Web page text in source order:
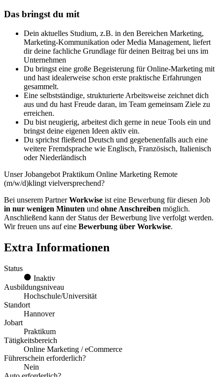
Das bringst du mit
Dein aktuelles Studium, z.B. in den Bereichen Marketing,
Marketing-Kommunikation oder Media Management, liefert
dir deine fachliche Grundlage für deinen Beitrag bei uns im
Unternehmen
Du bringst eine große Begeisterung für Online-Marketing mit
und hast idealerweise schon erste praktische Erfahrungen
gesammelt.
Eine selbstständige, strukturierte Arbeitsweise zeichnet dich
aus und du hast Freude daran, im Team gemeinsam Ziele zu
erreichen.
Du bist neugierig, arbeitest dich gerne in neue Tools ein und
bringst deine eigenen Ideen aktiv ein.
Du sprichst fließend Deutsch und gegebenenfalls auch eine
weitere Fremdsprache wie Englisch, Französisch, Italienisch
oder Niederländisch
Unser Jobangebot Praktikum Online Marketing Remote
(m/w/d)klingt vielversprechend?
Bei unserem PartnerWorkwise ist eine Bewerbung für diesen Job
in nur wenigen Minuten und ohne Anschreiben möglich.
Anschließend kann der Status der Bewerbung live verfolgt werden.
Wir freuen uns auf eine Bewerbung über Workwise.
Extra Informationen
Status
Inaktiv
Ausbildungsniveau
Hochschule/Universität
Standort
Hannover
Jobart
Praktikum
Tätigkeitsbereich
Online Marketing / eCommerce
Führerschein erforderlich?
Nein